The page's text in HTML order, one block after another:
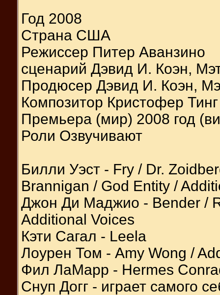
Год 2008
Страна США
Режиссер Питер Аванзино
сценарий Дэвид И. Коэн,
Продюсер Дэвид И. Коэн,
Композитор Кристофер Тинг
Премьера (мир) 2008 год
Роли Озвучивают
Билли Уэст - Fry / Dr.
Brannigan / God Entity /
Джон Ди Маджио - Bender /
Additional Voices
Кэти Сагал - Leela
Лоурен Том - Amy Wong /
Фил ЛаМарр - Hermes
Снуп Догг - играет самого